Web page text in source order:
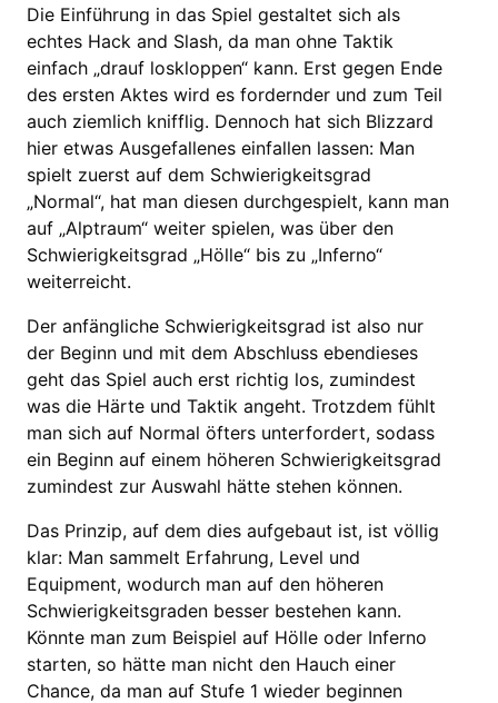
Die Einführung in das Spiel gestaltet sich als
echtes Hack and Slash, da man ohne Taktik
einfach „drauf loskloppen“ kann. Erst gegen Ende
des ersten Aktes wird es fordernder und zum Teil
auch ziemlich knifflig. Dennoch hat sich Blizzard
hier etwas Ausgefallenes einfallen lassen: Man
spielt zuerst auf dem Schwierigkeitsgrad
„Normal“, hat man diesen durchgespielt, kann man
auf „Alptraum“ weiter spielen, was über den
Schwierigkeitsgrad „Hölle“ bis zu „Inferno“
weiterreicht.
Der anfängliche Schwierigkeitsgrad ist also nur
der Beginn und mit dem Abschluss ebendieses
geht das Spiel auch erst richtig los, zumindest
was die Härte und Taktik angeht. Trotzdem fühlt
man sich auf Normal öfters unterfordert, sodass
ein Beginn auf einem höheren Schwierigkeitsgrad
zumindest zur Auswahl hätte stehen können.
Das Prinzip, auf dem dies aufgebaut ist, ist völlig
klar: Man sammelt Erfahrung, Level und
Equipment, wodurch man auf den höheren
Schwierigkeitsgraden besser bestehen kann.
Könnte man zum Beispiel auf Hölle oder Inferno
starten, so hätte man nicht den Hauch einer
Chance, da man auf Stufe 1 wieder beginnen